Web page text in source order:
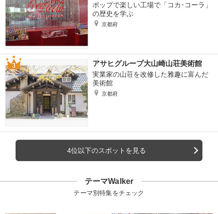
ポップで楽しい工場で「コカ･コーラ」
の歴史を学ぶ
京都府
アサヒグループ大山崎山荘美術館
実業家の山荘を改修した雅趣に富んだ
美術館
京都府
4位以下のスポットを見る
テーマWalker
テーマ別特集をチェック